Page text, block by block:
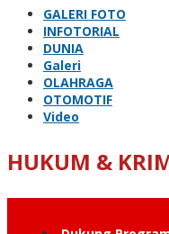
GALERI FOTO
INFOTORIAL
DUNIA
Galeri
OLAHRAGA
OTOMOTIF
Video
HUKUM &